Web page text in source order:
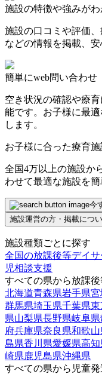
施設の特徴や強みが
施設の口コミや評価
などの情報を掲載、
簡単にweb問い合わせ
空き状況の確認や療
能です。お子様に最
します。
お子様に合った療育
全国4万以上の施設か
わせて最適な施設を
今
施設運営の方・掲載につ
施設種類ごとに探す
全国の放課後等デイサ
児相談支援
すべての県から放課
北海道青森県岩手県宮
群馬県埼玉県千葉県東
県山梨県長野県岐阜県
府兵庫県奈良県和歌山
島県香川県愛媛県高知
崎県鹿児島県沖縄県
すべての県から児童